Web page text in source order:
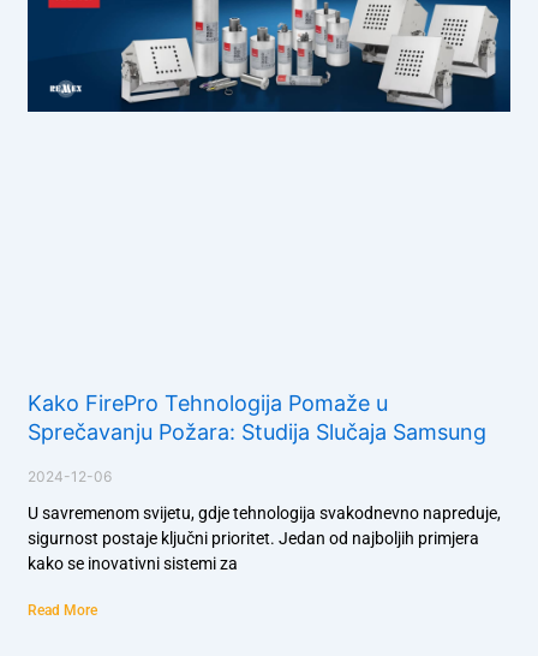
Kako FirePro Tehnologija Pomaže u
Sprečavanju Požara: Studija Slučaja Samsung
2024-12-06
U savremenom svijetu, gdje tehnologija svakodnevno napreduje,
sigurnost postaje ključni prioritet. Jedan od najboljih primjera
kako se inovativni sistemi za
Read More